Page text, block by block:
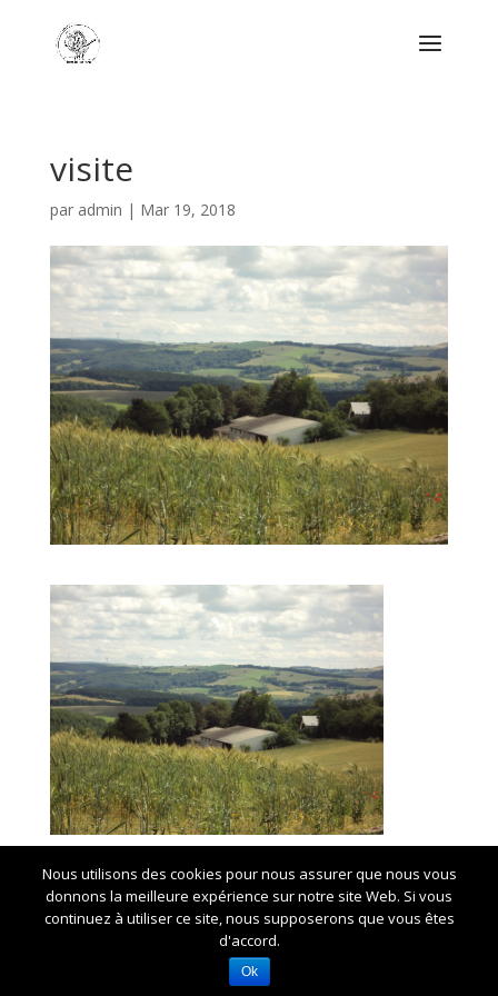
visite
par admin | Mar 19, 2018
Crédits Marie-Noelle CHAUZY -
RGPD
Nous utilisons des cookies pour nous assurer que nous vous
donnons la meilleure expérience sur notre site Web. Si vous
continuez à utiliser ce site, nous supposerons que vous êtes
d'accord.
Ok